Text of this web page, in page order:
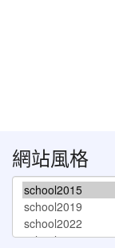
網站風格